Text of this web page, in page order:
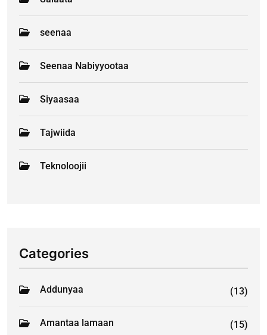
seenaa
Seenaa Nabiyyootaa
Siyaasaa
Tajwiida
Teknoloojii
Categories
Addunyaa (13)
Amantaa lamaan (15)